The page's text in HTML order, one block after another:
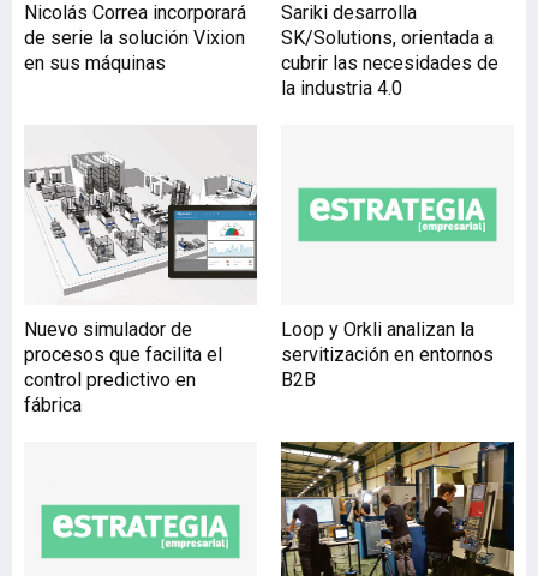
digital. Estas soluciones
facilitan el necesario
intercambio de datos
entre los tres niveles
Nicolás Correa incorporará
de serie la solución Vixion
en sus máquinas
Sariki desarrolla
SK/Solutions, orientada a
cubrir las necesidades de
la industria 4.0
Nuevo simulador de
procesos que facilita el
control predictivo en
fábrica
Loop y Orkli analizan la
servitización en entornos
B2B